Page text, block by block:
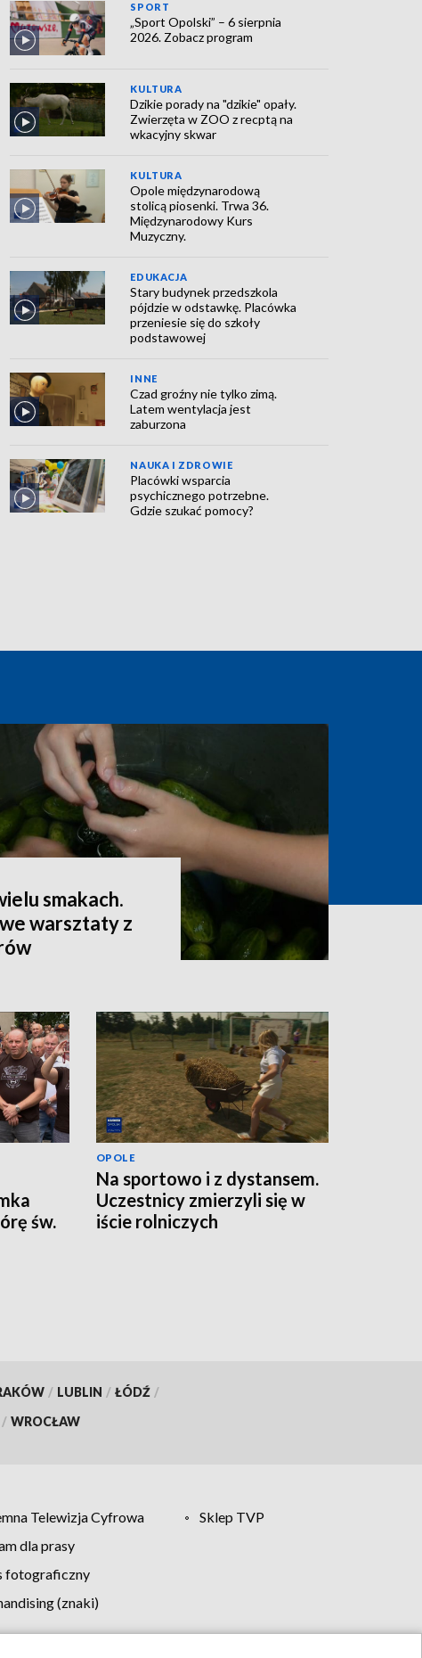
SPORT
„Sport Opolski” – 6 sierpnia
2026. Zobacz program
KULTURA
Dzikie porady na "dzikie" opały.
Zwierzęta w ZOO z recptą na
wkacyjny skwar
KULTURA
Opole międzynarodową
stolicą piosenki. Trwa 36.
Międzynarodowy Kurs
Muzyczny.
EDUKACJA
Stary budynek przedszkola
pójdzie w odstawkę. Placówka
przeniesie się do szkoły
podstawowej
INNE
Czad groźny nie tylko zimą.
Latem wentylacja jest
zaburzona
NAUKA I ZDROWIE
Placówki wsparcia
psychicznego potrzebne.
Gdzie szukać pomocy?
smakach.
warsztaty z
św.
OPOLE
Na sportowo i z dystansem.
Uczestnicy zmierzyli się w
iście rolniczych
/ LUBLIN / ŁÓDŹ /
/ WROCŁAW
Telewizja Cyfrowa
Sklep TVP
dla prasy
fotograficzny
(znaki)